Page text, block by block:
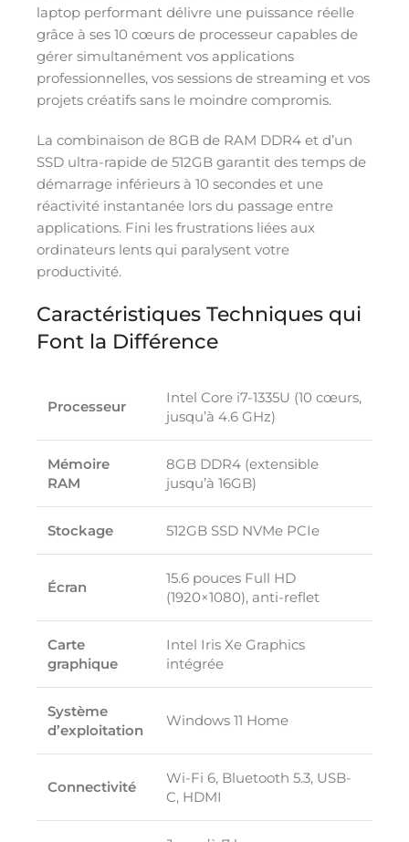
laptop performant délivre une puissance réelle
grâce à ses 10 cœurs de processeur capables de
gérer simultanément vos applications
professionnelles, vos sessions de streaming et vos
projets créatifs sans le moindre compromis.
La combinaison de 8GB de RAM DDR4 et d’un
SSD ultra-rapide de 512GB garantit des temps de
démarrage inférieurs à 10 secondes et une
réactivité instantanée lors du passage entre
applications. Fini les frustrations liées aux
ordinateurs lents qui paralysent votre
productivité.
Caractéristiques Techniques qui
Font la Différence
Processeur
Intel Core i7-1335U (10 cœurs,
jusqu’à 4.6 GHz)
Mémoire
RAM
8GB DDR4 (extensible
jusqu’à 16GB)
Stockage 512GB SSD NVMe PCIe
Écran
15.6 pouces Full HD
(1920×1080), anti-reflet
Carte
graphique
Intel Iris Xe Graphics
intégrée
Système
d’exploitation
Windows 11 Home
Connectivité
Wi-Fi 6, Bluetooth 5.3, USB-
C, HDMI